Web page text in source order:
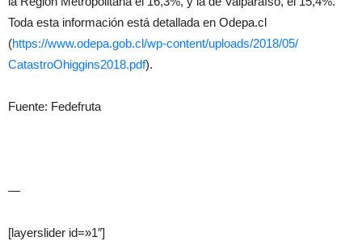
Toda esta información está detallada en Odepa.cl
(https://www.odepa.gob.cl/wp-content/uploads/2018/05/
CatastroOhiggins2018.pdf).
Fuente: Fedefruta
—
[layerslider id=»1″]